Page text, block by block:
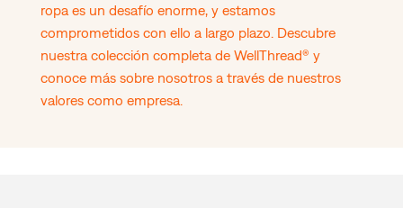
ropa es un desafío enorme, y estamos
comprometidos con ello a largo plazo. Descubre
nuestra colección completa de WellThread® y
conoce más sobre nosotros a través de nuestros
valores como empresa.